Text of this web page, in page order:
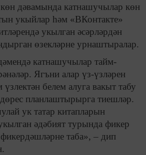
дәвамында катнашучылар көн
укыйлар һәм «ВКонтакте»
укылган әсәрләрдән
өзекләрне урнаштыралар.
катнашучылар тайм-
Ягъни алар үз-үзләрен
белем алуга вакыт табу
планлаштырырга тиешләр.
ук татар китапларын
әдәбият турында фикер
таба», – дип